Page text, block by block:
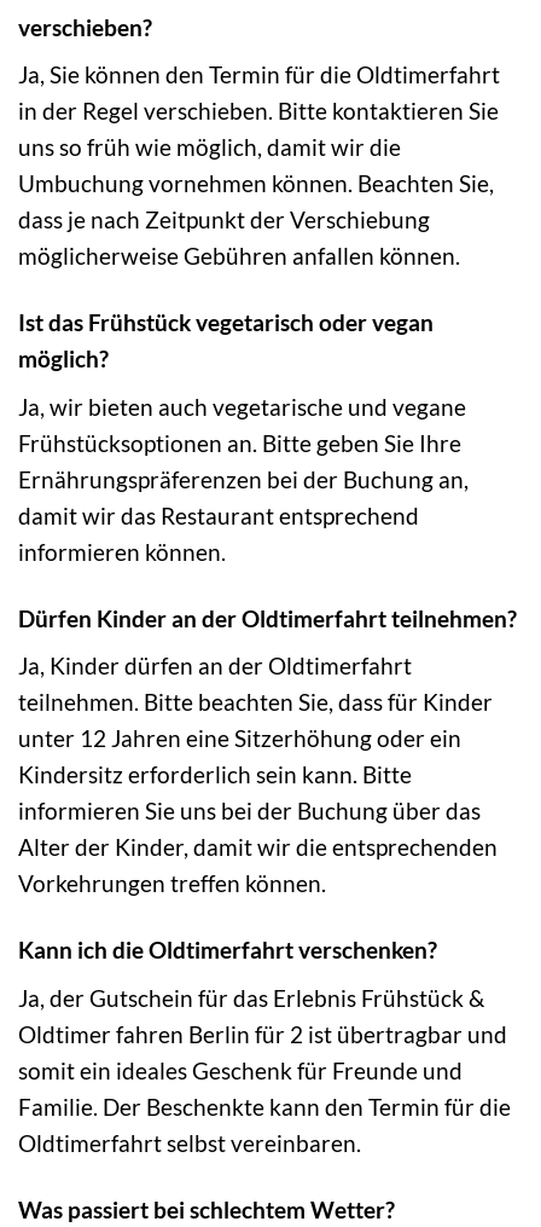
verschieben?
Ja, Sie können den Termin für die Oldtimerfahrt
in der Regel verschieben. Bitte kontaktieren Sie
uns so früh wie möglich, damit wir die
Umbuchung vornehmen können. Beachten Sie,
dass je nach Zeitpunkt der Verschiebung
möglicherweise Gebühren anfallen können.
Ist das Frühstück vegetarisch oder vegan
möglich?
Ja, wir bieten auch vegetarische und vegane
Frühstücksoptionen an. Bitte geben Sie Ihre
Ernährungspräferenzen bei der Buchung an,
damit wir das Restaurant entsprechend
informieren können.
Dürfen Kinder an der Oldtimerfahrt teilnehmen?
Ja, Kinder dürfen an der Oldtimerfahrt
teilnehmen. Bitte beachten Sie, dass für Kinder
unter 12 Jahren eine Sitzerhöhung oder ein
Kindersitz erforderlich sein kann. Bitte
informieren Sie uns bei der Buchung über das
Alter der Kinder, damit wir die entsprechenden
Vorkehrungen treffen können.
Kann ich die Oldtimerfahrt verschenken?
Ja, der Gutschein für das Erlebnis Frühstück &
Oldtimer fahren Berlin für 2 ist übertragbar und
somit ein ideales Geschenk für Freunde und
Familie. Der Beschenkte kann den Termin für die
Oldtimerfahrt selbst vereinbaren.
Was passiert bei schlechtem Wetter?